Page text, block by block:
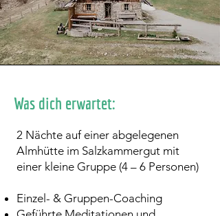
Was dich erwartet:
2 Nächte auf einer abgelegenen
Almhütte im Salzkammergut mit
einer kleine Gruppe (4 – 6 Personen)
Einzel- & Gruppen-Coaching